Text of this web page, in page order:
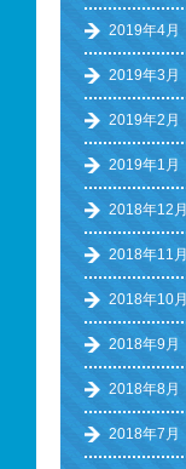
2019年4月
2019年3月
2019年2月
2019年1月
2018年12月
2018年11月
2018年10月
2018年9月
2018年8月
2018年7月